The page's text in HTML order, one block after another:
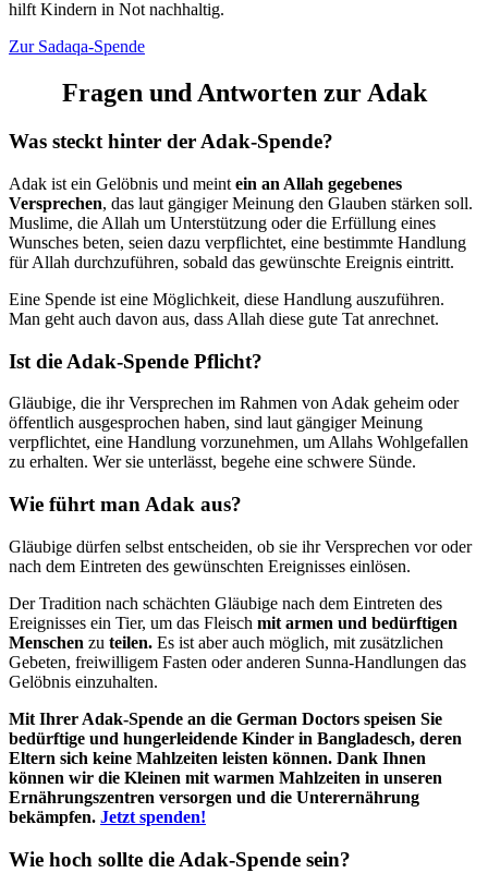
hilft Kindern in Not nachhaltig.
Zur Sadaqa-Spende
Fragen und Antworten zur Adak
Was steckt hinter der Adak-Spende?
Adak ist ein Gelöbnis und meint ein an Allah gegebenes
Versprechen, das laut gängiger Meinung den Glauben stärken soll.
Muslime, die Allah um Unterstützung oder die Erfüllung eines
Wunsches beten, seien dazu verpflichtet, eine bestimmte Handlung
für Allah durchzuführen, sobald das gewünschte Ereignis eintritt.
Eine Spende ist eine Möglichkeit, diese Handlung auszuführen.
Man geht auch davon aus, dass Allah diese gute Tat anrechnet.
Ist die Adak-Spende Pflicht?
Gläubige, die ihr Versprechen im Rahmen von Adak geheim oder
öffent­lich ausge­sprochen haben, sind laut gängiger Meinung
verpflichtet, eine Handlung vorzunehmen, um Allahs Wohlgefallen
zu erhalten. Wer sie unterlässt, begehe eine schwere Sünde.
Wie führt man Adak aus?
Gläubige dürfen selbst entscheiden, ob sie ihr Ver­sprechen vor oder
nach dem Ein­treten des gewünsch­ten Ereignisses ein­lösen.
Der Tradition nach schächten Gläubige nach dem Eintreten des
Ereig­nisses ein Tier, um das Fleisch mit armen und bedürf­tigen
Menschen zu teilen. Es ist aber auch mög­lich, mit zusätz­lichen
Gebeten, frei­willigem Fasten oder anderen Sunna-Handlungen das
Gelöbnis einzuhalten.
Mit Ihrer Adak-Spende an die German Doctors speisen Sie
bedürftige und hunger­leidende Kinder in Bangla­desch, deren
Eltern sich keine Mahlzeiten leisten können. Dank Ihnen
können wir die Kleinen mit warmen Mahlzeiten in unseren
Ernährungszentren versorgen und die Unterernährung
bekämpfen. Jetzt spenden!
Wie hoch sollte die Adak-Spende sein?